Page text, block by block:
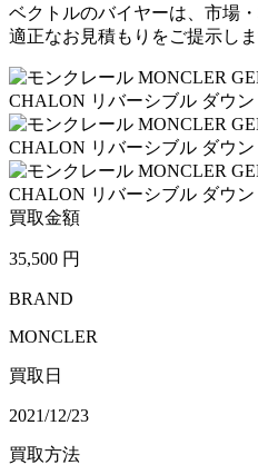
ベクトルのバイヤーは、市場
適正なお見積もりをご提示しま
買取金額
35,500 円
BRAND
MONCLER
買取日
2021/12/23
買取方法